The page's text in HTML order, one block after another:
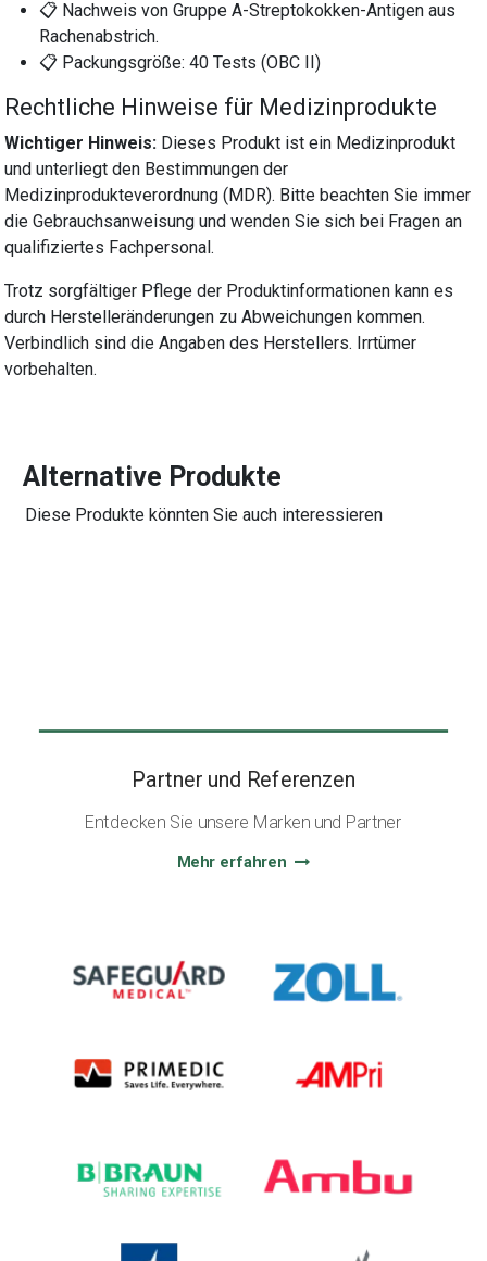
📋 Nachweis von Gruppe A-Streptokokken-Antigen aus
Rachenabstrich.
📋 Packungsgröße: 40 Tests (OBC II)
Rechtliche Hinweise für Medizinprodukte
Wichtiger Hinweis: Dieses Produkt ist ein Medizinprodukt
und unterliegt den Bestimmungen der
Medizinprodukteverordnung (MDR). Bitte beachten Sie immer
die Gebrauchsanweisung und wenden Sie sich bei Fragen an
qualifiziertes Fachpersonal.
Trotz sorgfältiger Pflege der Produktinformationen kann es
durch Herstelleränderungen zu Abweichungen kommen.
Verbindlich sind die Angaben des Herstellers. Irrtümer
vorbehalten.
Alternative Produkte
Diese Produkte könnten Sie auch interessieren
Partner und Referenzen
Entdecken Sie unsere Marken und Partner
Mehr erfahren